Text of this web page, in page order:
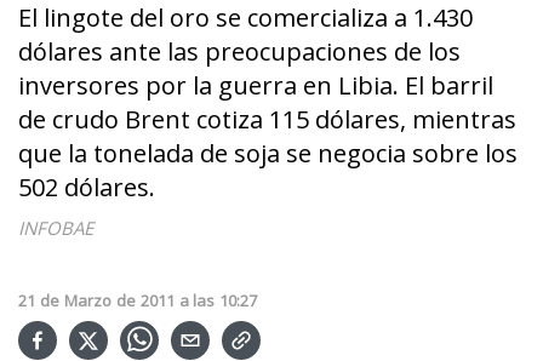
El lingote del oro se comercializa a 1.430
dólares ante las preocupaciones de los
inversores por la guerra en Libia. El barril
de crudo Brent cotiza 115 dólares, mientras
que la tonelada de soja se negocia sobre los
502 dólares.
INFOBAE
21 de Marzo de 2011 a las 10:27